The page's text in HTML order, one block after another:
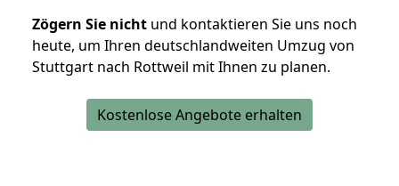
Zögern Sie nicht und kontaktieren Sie uns noch
heute, um Ihren deutschlandweiten Umzug von
Stuttgart nach Rottweil mit Ihnen zu planen.
Kostenlose Angebote erhalten